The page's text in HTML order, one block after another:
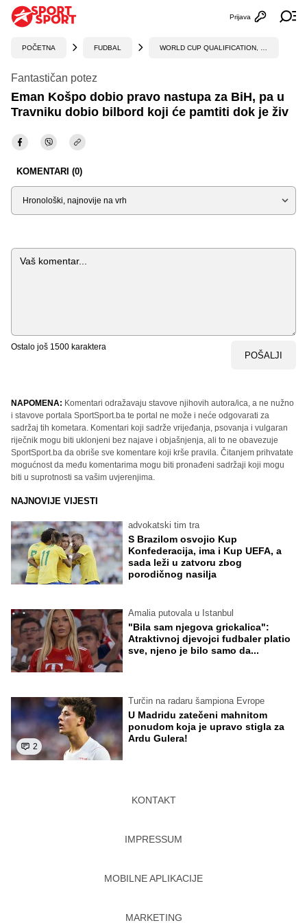
Otvori
Prijava
POČETNA FUDBAL
Fantastičan potez
Eman Košpo dobio pravo nastupa za BiH, pa u
Travniku dobio bilbord koji će pamtiti dok je živ
KOMENTARI (0)
Sortiraj
Komentar
Ostalo još 1500 karaktera
POŠALJI
NAPOMENA: Komentari odražavaju stavove njihovih autora/ica, a ne nužno
i stavove portala SportSport.ba te portal ne može i neće odgovarati za
sadržaj tih kometara. Komentari koji sadrže vrijeđanja, psovanja i vulgaran
riječnik mogu biti uklonjeni bez najave i objašnjenja, ali to ne obavezuje
SportSport.ba da obriše sve komentare koji krše pravila. Čitanjem prihvatate
mogućnost da među komentarima mogu biti pronađeni sadržaji koji mogu
biti u suprotnosti sa vašim uvjerenjima.
NAJNOVIJE VIJESTI
advokatski tim tra
S Brazilom osvojio Kup
Konfederacija, ima i Kup UEFA, a
sada leži u zatvoru zbog
porodičnog nasilja
Amalia putovala u Istanbul
"Bila sam njegova grickalica":
Atraktivnoj djevojci fudbaler platio
sve, njeno je bilo samo da...
2
Turčin na radaru šampiona Evrope
U Madridu zatečeni mahnitom
ponudom koja je upravo stigla za
Ardu Gulera!
KONTAKT
IMPRESSUM
MOBILNE APLIKACIJE
MARKETING